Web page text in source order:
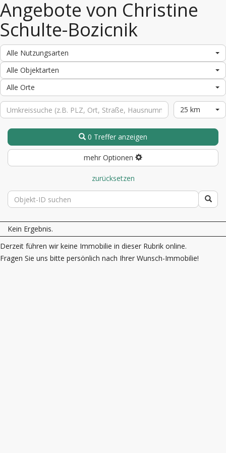
Angebote von Christine
Schulte-Bozicnik
Alle Nutzungsarten
Alle Objektarten
Alle Orte
25 km
0 Treffer anzeigen
mehr Optionen
zurücksetzen
Kein Ergebnis.
Derzeit führen wir keine Immobilie in dieser Rubrik online.
Fragen Sie uns bitte persönlich nach Ihrer Wunsch-Immobilie!